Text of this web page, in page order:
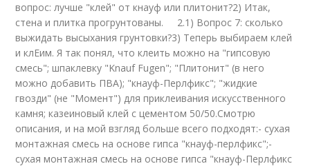
вопрос: лучше "клей" от кнауф или плитонит?2) Итак,
стена и плитка прогрунтованы. 2.1) Вопрос 7: сколько
выжидать высыхания грунтовки?3) Теперь выбираем клей
и клЕим. Я так понял, что клеить можно на "гипсовую
смесь"; шпаклевку "Knauf Fugen"; "Плитонит" (в него
можно добавить ПВА); "кнауф-Перлфикс"; "жидкие
гвозди" (не "Момент") для приклеивания искусственного
камня; казеиновый клей с цементом 50/50.Смотрю
описания, и на мой взгляд больше всего подходят:- сухая
монтажная смесь на основе гипса "кнауф-перлфикс";-
сухая монтажная смесь на основе гипса "кнауф-Перлфикс